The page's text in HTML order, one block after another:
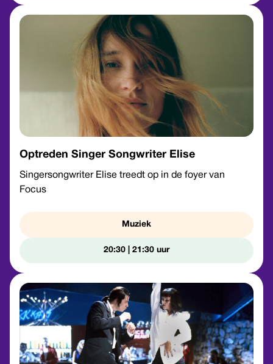
Optreden Singer Songwriter Elise
Singersongwriter Elise treedt op in de foyer van
Focus
Muziek
20:30 | 21:30